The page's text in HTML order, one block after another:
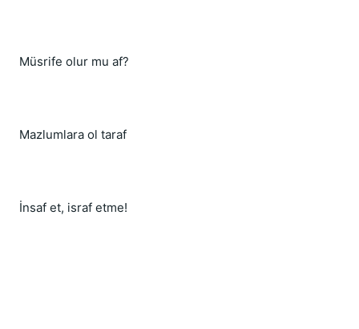
Müsrife olur mu af?
Mazlumlara ol taraf
İnsaf et, israf etme!